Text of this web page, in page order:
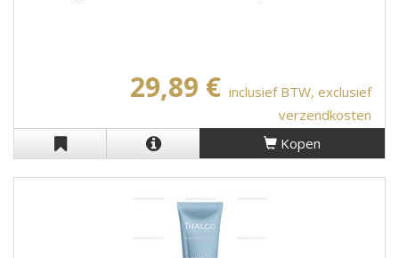
29,89 € inclusief BTW, exclusief
verzendkosten
Kopen